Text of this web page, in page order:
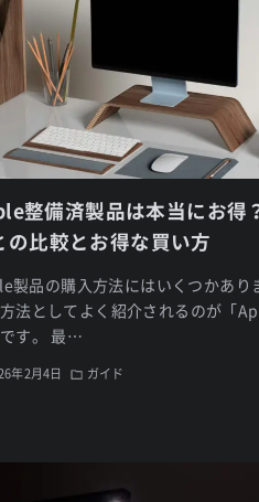
整備済製品は本当にお得
の比較とお得な買い方
製品の購入方法にはいくつかあり
法としてよく紹介されるのが「
す。 最…
年2月4日 ガイド